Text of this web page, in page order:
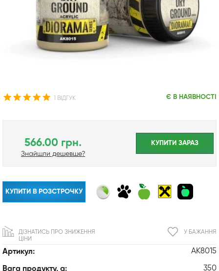
1 ВІДГУК Є В НАЯВНОСТІ
Артикул: AK8015
Вага продукту, g: 350
566.00 грн.
Знайшли дешевше?
КУПИТИ ЗАРАЗ
КУПИТИ В РОЗСТРОЧКУ
У БАЖАННЯ
ДІЗНАТИСЬ ПРО ЗНИЖЕННЯ
ЦІНИ